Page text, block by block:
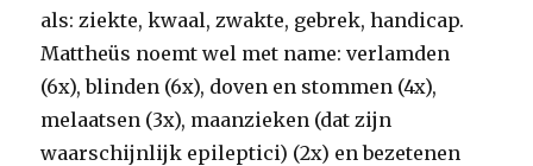
als: ziekte, kwaal, zwakte, gebrek, handicap.
Mattheüs noemt wel met name: verlamden
(6x), blinden (6x), doven en stommen (4x),
melaatsen (3x), maanzieken (dat zijn
waarschijnlijk epileptici) (2x) en bezetenen